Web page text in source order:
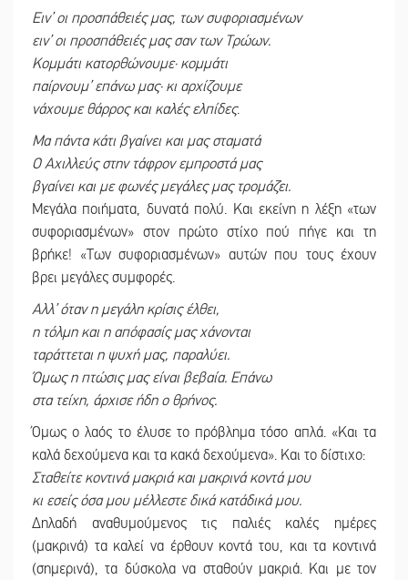
Ειν’ οι προσπάθειές μας, των συφοριασμένων
ειν’ οι προσπάθειές μας σαν των Τρώων.
Κομμάτι κατορθώνουμε· κομμάτι
παίρνουμ’ επάνω μας· κι αρχίζουμε
νάχουμε θάρρος και καλές ελπίδες.
Μα πάντα κάτι βγαίνει και μας σταματά
Ο Αχιλλεύς στην τάφρον εμπροστά μας
βγαίνει και με φωνές μεγάλες μας τρομάζει.
Μεγάλα ποιήματα, δυνατά πολύ. Και εκείνη η λέξη «των
συφοριασμένων» στον πρώτο στίχο πού πήγε και τη
βρήκε! «Των συφοριασμένων» αυτών που τους έχουν
βρει μεγάλες συμφορές.
Αλλ’ όταν η μεγάλη κρίσις έλθει,
η τόλμη και η απόφασίς μας χάνονται
ταράττεται η ψυχή μας, παραλύει.
Όμως η πτώσις μας είναι βεβαία. Επάνω
στα τείχη, άρχισε ήδη ο θρήνος.
Όμως ο λαός το έλυσε το πρόβλημα τόσο απλά. «Και τα
καλά δεχούμενα και τα κακά δεχούμενα». Και το δίστιχο:
Σταθείτε κοντινά μακριά και μακρινά κοντά μου
κι εσείς όσα μου μέλλεστε δικά κατάδικά μου.
Δηλαδή αναθυμούμενος τις παλιές καλές ημέρες
(μακρινά) τα καλεί να έρθουν κοντά του, και τα κοντινά
(σημερινά), τα δύσκολα να σταθούν μακριά. Και με τον